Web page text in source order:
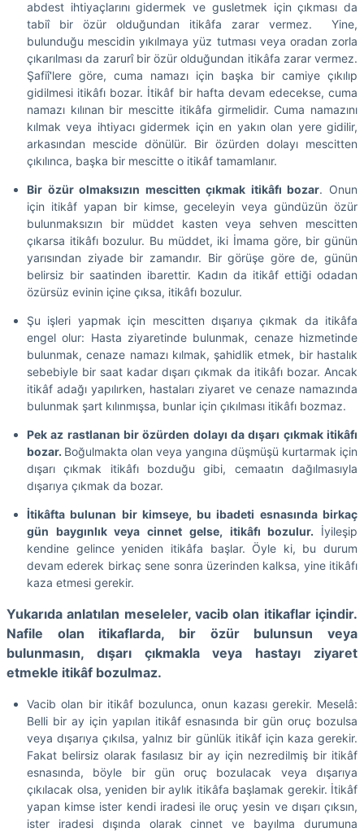
abdest ihtiyaçlarını gidermek ve gusletmek için çıkması da
tabiî bir özür olduğundan itikâfa zarar vermez. Yine,
bulunduğu mescidin yıkılmaya yüz tutması veya oradan zorla
çıkarılması da zarurî bir özür olduğundan itikâfa zarar vermez.
Şafiî'lere göre, cuma namazı için başka bir camiye çıkılıp
gidilmesi itikâfı bozar. İtikâf bir hafta devam edecekse, cuma
namazı kılınan bir mescitte itikâfa girmelidir. Cuma namazını
kılmak veya ihtiyacı gidermek için en yakın olan yere gidilir,
arkasından mescide dönülür. Bir özürden dolayı mescitten
çıkılınca, başka bir mescitte o itikâf tamamlanır.
Bir özür olmaksızın mescitten çıkmak itikâfı bozar. Onun
için itikâf yapan bir kimse, geceleyin veya gündüzün özür
bulunmaksızın bir müddet kasten veya sehven mescitten
çıkarsa itikâfı bozulur. Bu müddet, iki İmama göre, bir günün
yarısından ziyade bir zamandır. Bir görüşe göre de, günün
belirsiz bir saatinden ibarettir. Kadın da itikâf ettiği odadan
özürsüz evinin içine çıksa, itikâfı bozulur.
Şu işleri yapmak için mescitten dışarıya çıkmak da itikâfa
engel olur: Hasta ziyaretinde bulunmak, cenaze hizmetinde
bulunmak, cenaze namazı kılmak, şahidlik etmek, bir hastalık
sebebiyle bir saat kadar dışarı çıkmak da itikâfı bozar. Ancak
itikâf adağı yapılırken, hastaları ziyaret ve cenaze namazında
bulunmak şart kılınmışsa, bunlar için çıkılması itikâfı bozmaz.
Pek az rastlanan bir özürden dolayı da dışarı çıkmak itikâfı
bozar. Boğulmakta olan veya yangına düşmüşü kurtarmak için
dışarı çıkmak itikâfı bozduğu gibi, cemaatın dağılmasıyla
dışarıya çıkmak da bozar.
İtikâfta bulunan bir kimseye, bu ibadeti esnasında birkaç
gün baygınlık veya cinnet gelse, itikâfı bozulur. İyileşip
kendine gelince yeniden itikâfa başlar. Öyle ki, bu durum
devam ederek birkaç sene sonra üzerinden kalksa, yine itikâfı
kaza etmesi gerekir.
Yukarıda anlatılan meseleler, vacib olan itikaflar içindir.
Nafile olan itikaflarda, bir özür bulunsun veya
bulunmasın, dışarı çıkmakla veya hastayı ziyaret
etmekle itikâf bozulmaz.
Vacib olan bir itikâf bozulunca, onun kazası gerekir. Meselâ:
Belli bir ay için yapılan itikâf esnasında bir gün oruç bozulsa
veya dışarıya çıkılsa, yalnız bir günlük itikâf için kaza gerekir.
Fakat belirsiz olarak fasılasız bir ay için nezredilmiş bir itikâf
esnasında, böyle bir gün oruç bozulacak veya dışarıya
çıkılacak olsa, yeniden bir aylık itikâfa başlamak gerekir. İtikâf
yapan kimse ister kendi iradesi ile oruç yesin ve dışarı çıksın,
ister iradesi dışında olarak cinnet ve bayılma durumuna